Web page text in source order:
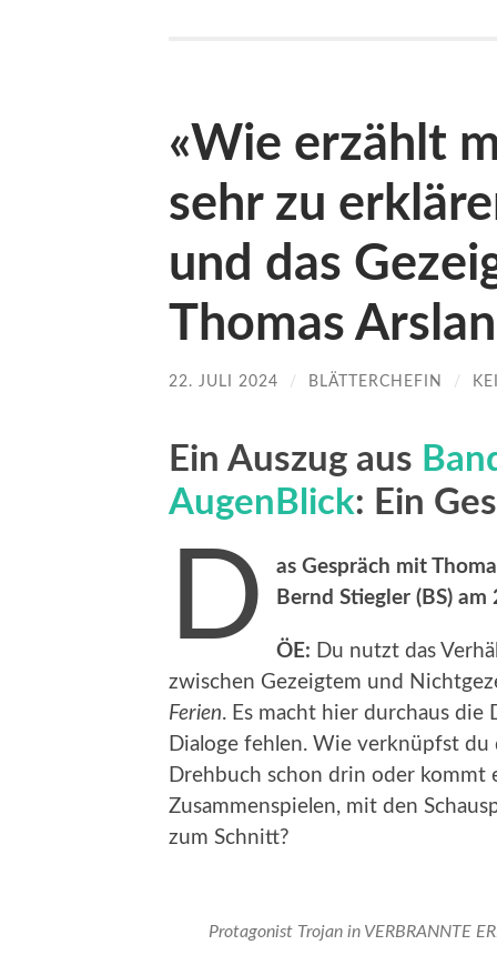
«Wie erzählt
sehr zu
und das
Thomas Arslan
22. JULI 2024 / BLÄTTERCHEFIN /
Ein Auszug aus
AugenBlick: Ein
D
as Gespräch mit
Bernd Stiegler (BS)
ÖE: Du nutzt das
zwischen Gezeigtem und
Ferien. Es macht hier durchaus die
Dialoge fehlen. Wie verknüpfst du
Drehbuch schon drin oder kommt
Zusammenspielen, mit den
zum Schnitt?
Protagonist Trojan in VERBRANNTE